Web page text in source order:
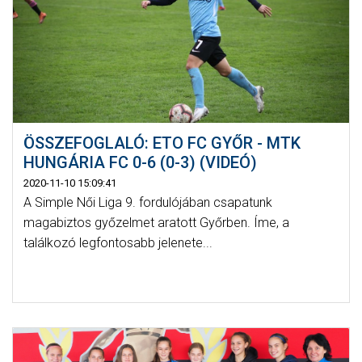
ÖSSZEFOGLALÓ: ETO FC GYŐR - MTK
HUNGÁRIA FC 0-6 (0-3) (VIDEÓ)
2020-11-10 15:09:41
A Simple Női Liga 9. fordulójában csapatunk
magabiztos győzelmet aratott Győrben. Íme, a
találkozó legfontosabb jelenete...